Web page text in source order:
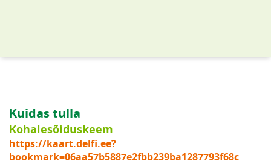
Kuidas tulla
Kohalesõiduskeem
https://kaart.delfi.ee?
bookmark=06aa57b5887e2fbb239ba1287793f68c